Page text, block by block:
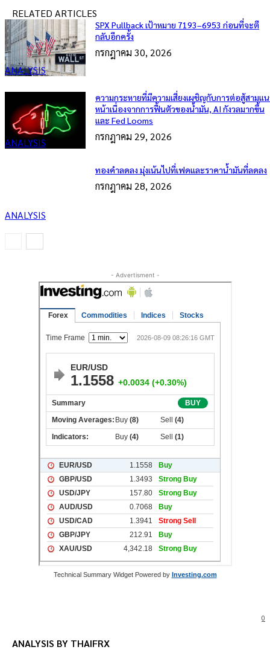
RELATED ARTICLES
ANALYSIS
SPX Pullback เป้าหมาย 7193–6953 ก่อนที่จะตี
กลับอีกครั้ง
กรกฎาคม 30, 2026
ANALYSIS
ความกระหายที่มีความเสี่ยงเผชิญกับการต่อสู้สามแ
หน้าเนื่องจากการฟื้นตัวของน้ำมัน, AI กังวลมากขึ้น
และ Fed Looms
กรกฎาคม 29, 2026
ANALYSIS
ทองคำลดลง มุ่งเน้นไปที่เฟดและราคาน้ำมันที่ลดลง
กรกฎาคม 28, 2026
- Advertisment -
Technical Summary Widget Powered by Investing.com
0
ANALYSIS BY THAIFRX